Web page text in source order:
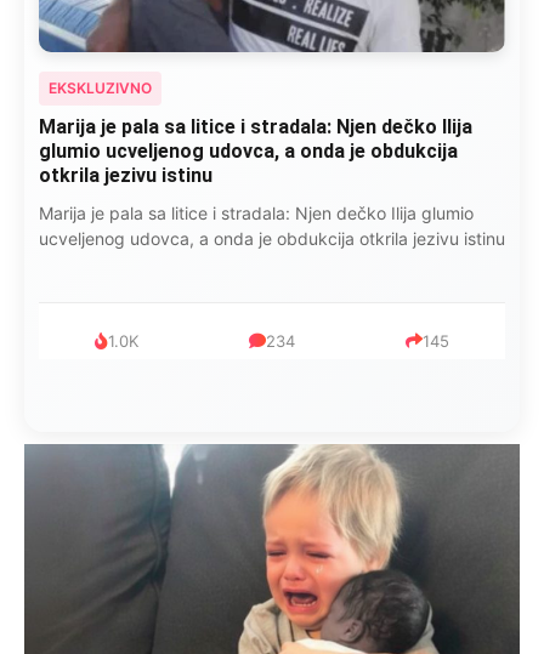
EKSKLUZIVNO
Marija je pala sa litice i stradala: Njen dečko Ilija
glumio ucveljenog udovca, a onda je obdukcija
otkrila jezivu istinu
Marija je pala sa litice i stradala: Njen dečko Ilija glumio
ucveljenog udovca, a onda je obdukcija otkrila jezivu istinu
1.0K 234 145